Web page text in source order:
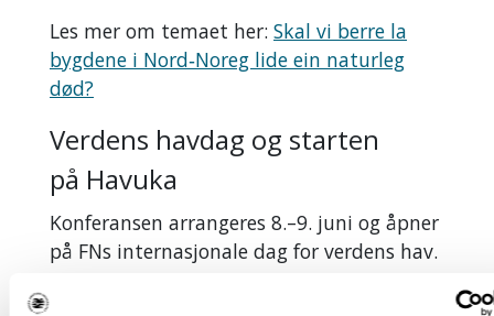
Les mer om temaet her: Skal vi berre la
bygdene i Nord‑Noreg lide ein naturleg
død?
Verdens havdag og starten
på Havuka
Konferansen arrangeres 8.–9. juni og åpner
på FNs internasjonale dag for verdens hav.